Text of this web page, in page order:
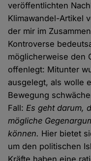
veröffentlichten
Klimawandel-Artikel
der mir im
Kontroverse
möglicherweise den
offenlegt: Mitunter
ausgelegt, als wolle
Bewegung
Fall:Es geht darum,
mögliche
können. Hier bietet
um den politischen